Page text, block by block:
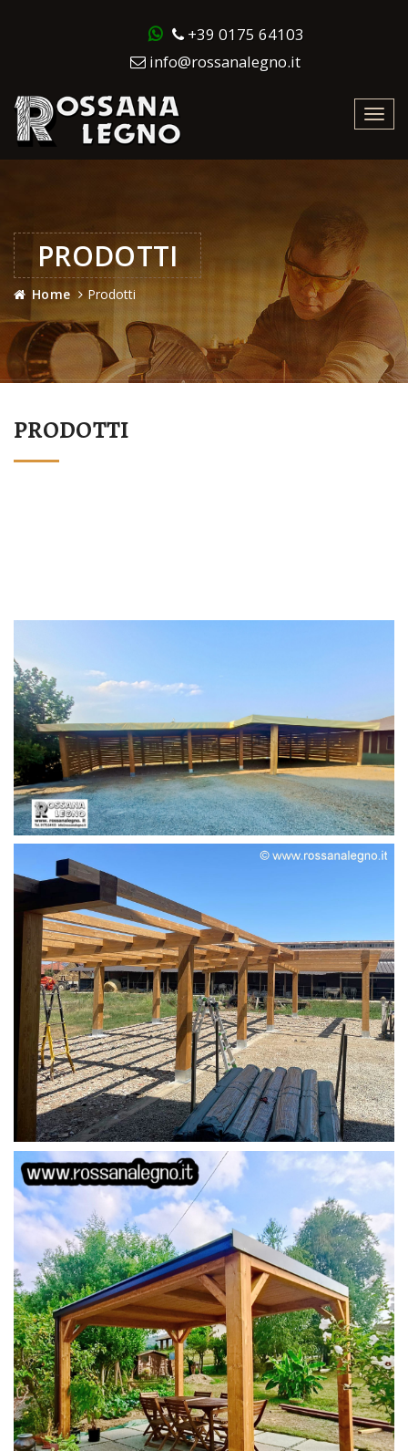
+39 0175 64103
info@rossanalegno.it
PRODOTTI
Home Prodotti
PRODOTTI
STRUTTURA
STRUTTURA